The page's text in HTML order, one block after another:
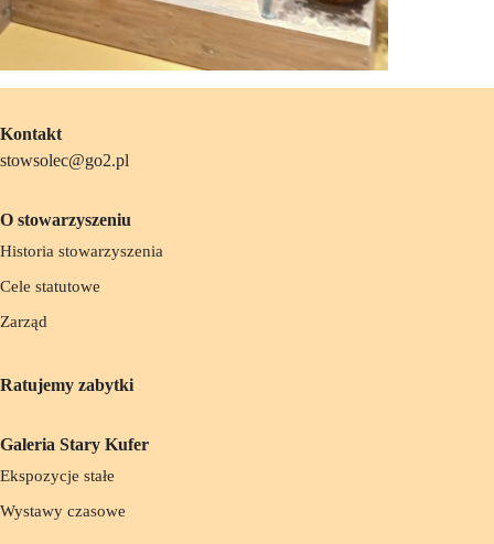
Kontakt
stowsolec@go2.pl
O stowarzyszeniu
Historia stowarzyszenia
Cele statutowe
Zarząd
Ratujemy zabytki
Galeria Stary Kufer
Ekspozycje stałe
Wystawy czasowe